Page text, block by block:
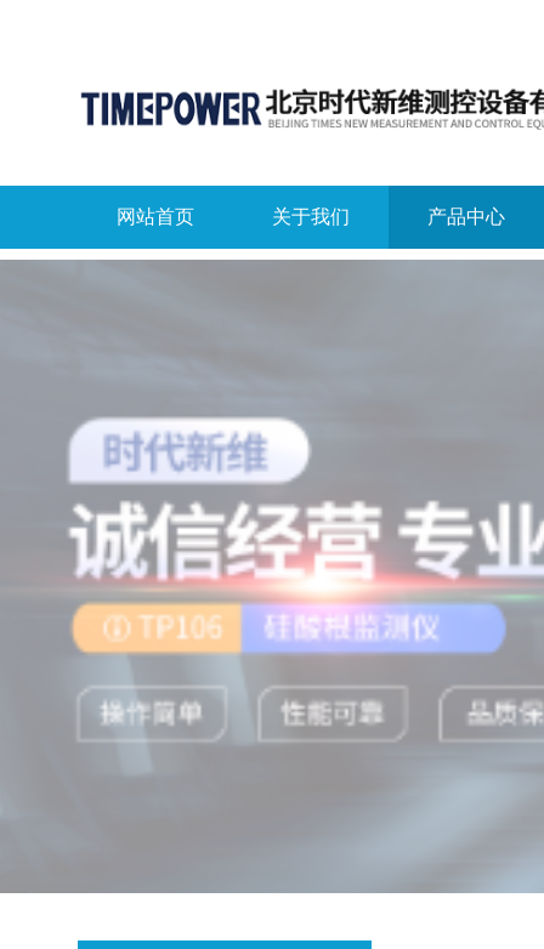
网站首页 关于我们 产品中心